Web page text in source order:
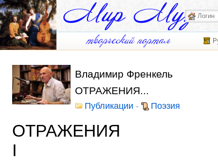
Владимир Френкель
ОТРАЖЕНИЯ...
Публикации - Поэзия
ОТРАЖЕНИЯ
I